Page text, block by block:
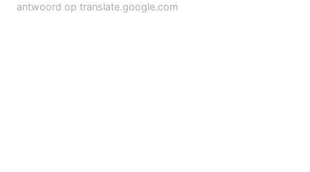
antwoord op translate.google.com